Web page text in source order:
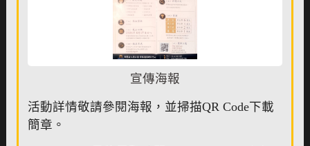
宣傳海報
活動詳情敬請參閱海報，並掃描QR Code下載
簡章。